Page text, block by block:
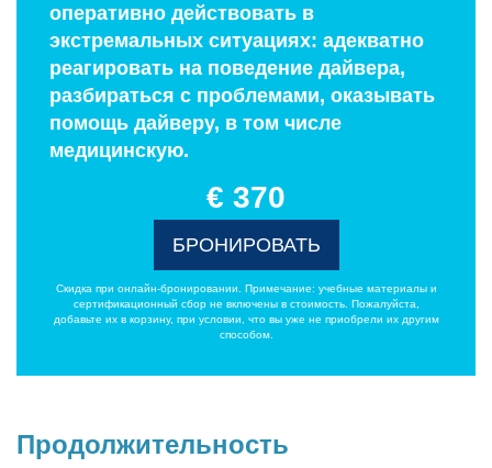
оперативно действовать в
экстремальных ситуациях: адекватно
реагировать на поведение дайвера,
разбираться с проблемами, оказывать
помощь дайверу, в том числе
медицинскую.
€ 370
БРОНИРОВАТЬ
Скидка при онлайн-бронировании. Примечание: учебные материалы и
сертификационный сбор не включены в стоимость. Пожалуйста,
добавьте их в корзину, при условии, что вы уже не приобрели их другим
способом.
Продолжительность